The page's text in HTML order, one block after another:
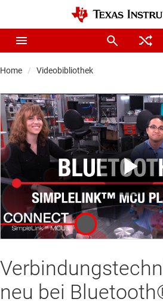
Home Videobibliothek
neu bei